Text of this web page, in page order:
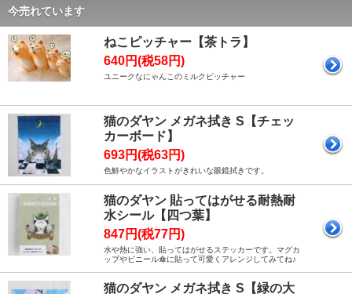
今売れています
ねこピッチャー【茶トラ】
640円(税58円)
ユニークなにゃんこのミルクピッチャー
猫のダヤン メガネ拭き S【チェッ
カーボード】
693円(税63円)
色鮮やかなイラストがきれいな眼鏡拭きです。
猫のダヤン 貼ってはがせる耐熱耐
水シール【四つ葉】
847円(税77円)
水や熱に強い、貼ってはがせるステッカーです。マグカ
ップやビニール傘に貼って可愛くアレンジしてみてね♪
猫のダヤン メガネ拭き S【緑の大